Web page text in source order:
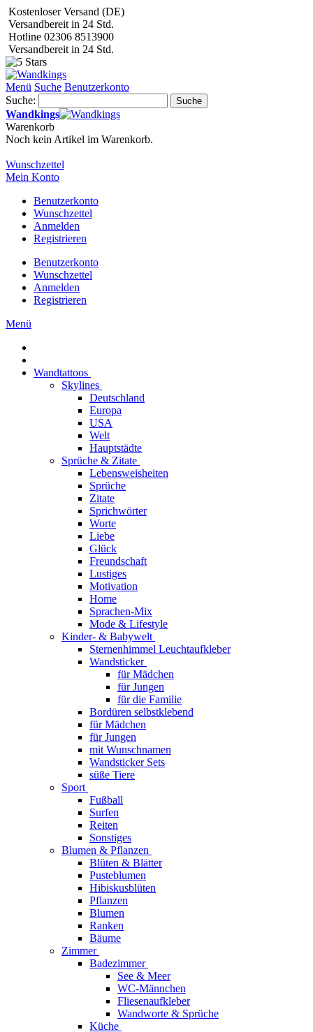
Kostenloser Versand (DE)
Versandbereit in 24 Std.
Hotline 02306 8513900
Versandbereit in 24 Std.
Menü Suche Benutzerkonto
Suche:
Suche
Wandkings
Warenkorb
Noch kein Artikel im Warenkorb.
Wunschzettel
Mein Konto
Benutzerkonto
Wunschzettel
Anmelden
Registrieren
Benutzerkonto
Wunschzettel
Anmelden
Registrieren
Menü
Wandtattoos
Skylines
Deutschland
Europa
USA
Welt
Hauptstädte
Sprüche & Zitate
Lebensweisheiten
Sprüche
Zitate
Sprichwörter
Worte
Liebe
Glück
Freundschaft
Lustiges
Motivation
Home
Sprachen-Mix
Mode & Lifestyle
Kinder- & Babywelt
Sternenhimmel Leuchtaufkleber
Wandsticker
für Mädchen
für Jungen
für die Familie
Bordüren selbstklebend
für Mädchen
für Jungen
mit Wunschnamen
Wandsticker Sets
süße Tiere
Sport
Fußball
Surfen
Reiten
Sonstiges
Blumen & Pflanzen
Blüten & Blätter
Pusteblumen
Hibiskusblüten
Pflanzen
Blumen
Ranken
Bäume
Zimmer
Badezimmer
See & Meer
WC-Männchen
Fliesenaufkleber
Wandworte & Sprüche
Küche